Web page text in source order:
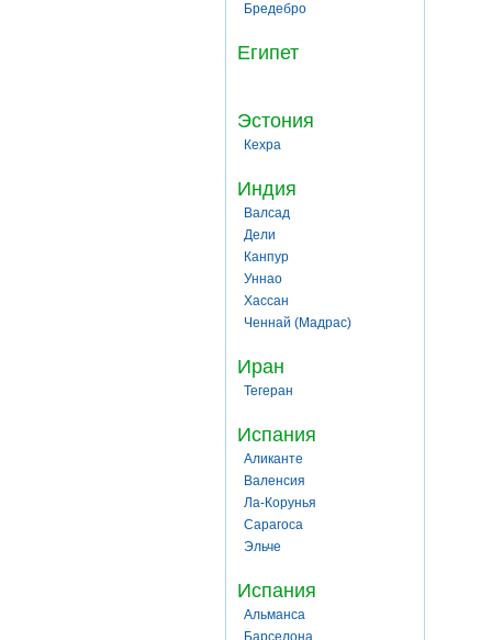
Бредебро
Египет
Эстония
Кехра
Индия
Валсад
Дели
Канпур
Уннао
Хассан
Ченнай (Мадрас)
Иран
Тегеран
Испания
Аликанте
Валенсия
Ла-Корунья
Сарагоса
Эльче
Испания
Альманса
Барселона